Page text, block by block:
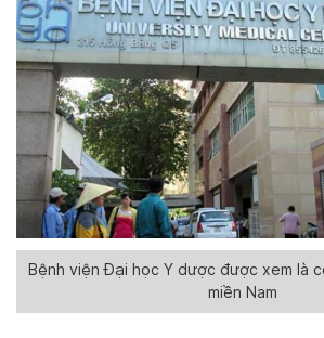
Bệnh viện Đại học Y dược được xem là
miền Nam